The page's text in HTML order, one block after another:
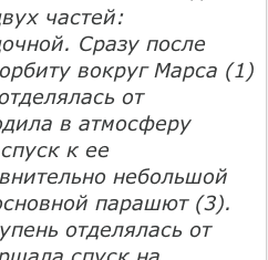
частей:
Сразу после
вокруг Марса (1)
от
в атмосферу
к ее
небольшой
парашют (3).
отделялась от